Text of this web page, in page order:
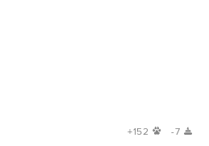
+152 -7